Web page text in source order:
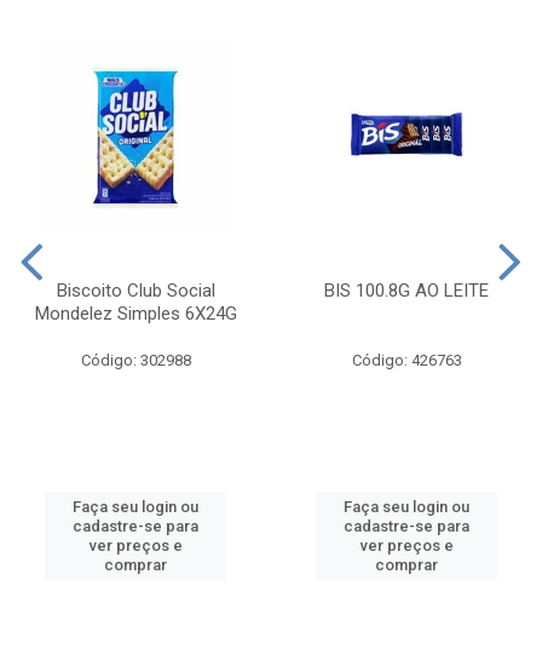
Biscoito Club Social
Mondelez Simples 6X24G
Código: 302988
Faça seu login ou
cadastre-se para
ver preços e
comprar
BIS 100.8G AO LEITE
Código: 426763
Faça seu login ou
cadastre-se para
ver preços e
comprar